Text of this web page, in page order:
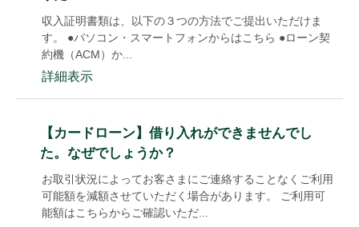
収入証明書類は、以下の３つの方法でご提出いただけま
す。 ●パソコン・スマートフォンからはこちら ●ローン契
約機（ACM）か...
詳細表示
【カードローン】借り入れができませんでし
た。なぜでしょうか？
お取引状況によってお客さまにご連絡することなくご利用
可能額を減額させていただく場合があります。 ご利用可
能額はこちらからご確認いただ...